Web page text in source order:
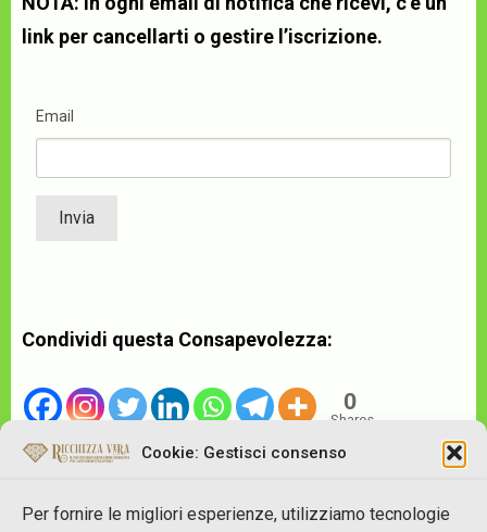
Cookie: Gestisci consenso
Per fornire le migliori esperienze, utilizziamo tecnologie
link per cancellarti o gestire l’iscrizione.
Email
Condividi questa Consapevolezza:
0
Shares